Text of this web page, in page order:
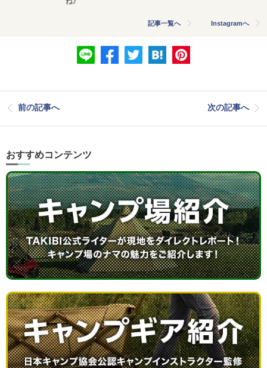
記事一覧へ Instagramへ
前の記事へ 次の記事へ
おすすめコンテンツ